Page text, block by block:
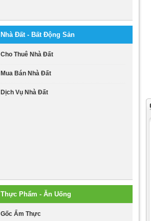
Nhà Đất - Bất Động Sản
Cho Thuê Nhà Đất
Mua Bán Nhà Đất
Dịch Vụ Nhà Đất
Thực Phẩm - Ăn Uống
Gốc Ẩm Thực